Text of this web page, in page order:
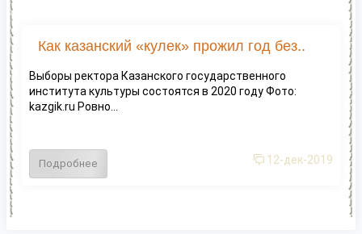
Как казанский «кулек» прожил год без..
Выборы ректора Казанского государственного
института культуры состоятся в 2020 году Фото:
kazgik.ru Ровно...
Подробнее 12-дек-2019